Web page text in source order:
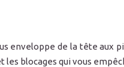
enveloppe de la tête aux
les blocages qui vous